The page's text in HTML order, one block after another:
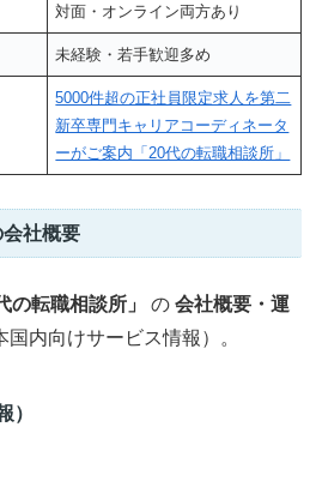
対面・オンライン両方あり
未経験・若手歓迎多め
5000件超の正社員限定求人を第二
新卒専門キャリアコーディネータ
ーがご案内「20代の転職相談所」
社概要
の転職相談所」 の 会社概要・運
国内向けサービス情報）。
）